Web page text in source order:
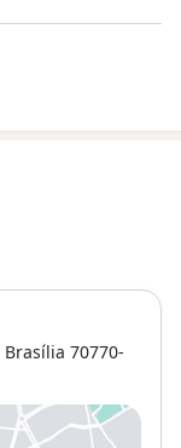
Brasília 70770-